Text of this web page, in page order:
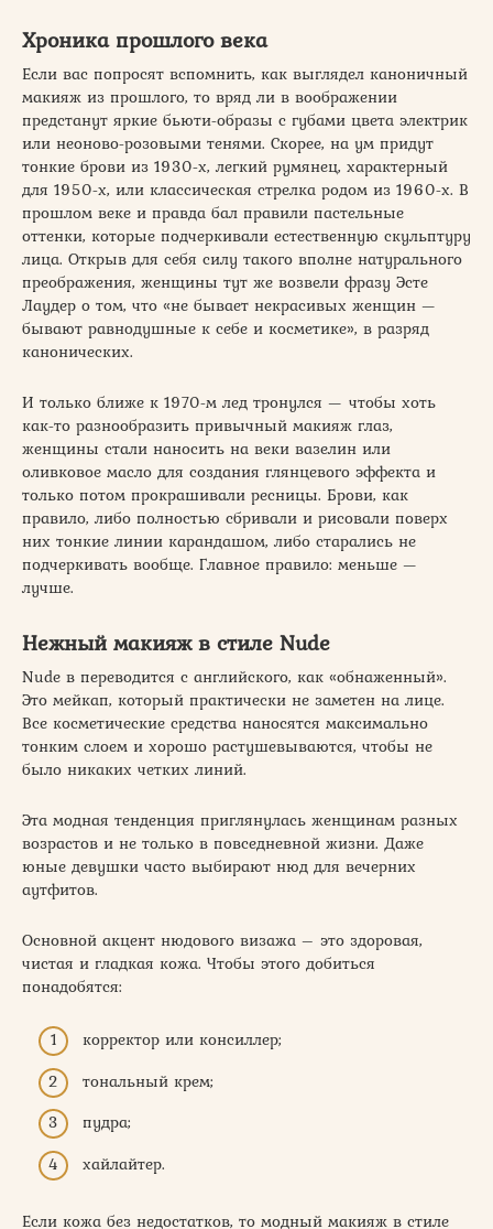
Хроника прошлого века
Если вас попросят вспомнить, как выглядел каноничный
макияж из прошлого, то вряд ли в воображении
предстанут яркие бьюти-образы с губами цвета электрик
или неоново-розовыми тенями. Скорее, на ум придут
тонкие брови из 1930-х, легкий румянец, характерный
для 1950-х, или классическая стрелка родом из 1960-х. В
прошлом веке и правда бал правили пастельные
оттенки, которые подчеркивали естественную скульптуру
лица. Открыв для себя силу такого вполне натурального
преображения, женщины тут же возвели фразу Эсте
Лаудер о том, что «не бывает некрасивых женщин —
бывают равнодушные к себе и косметике», в разряд
канонических.
И только ближе к 1970-м лед тронулся — чтобы хоть
как-то разнообразить привычный макияж глаз,
женщины стали наносить на веки вазелин или
оливковое масло для создания глянцевого эффекта и
только потом прокрашивали ресницы. Брови, как
правило, либо полностью сбривали и рисовали поверх
них тонкие линии карандашом, либо старались не
подчеркивать вообще. Главное правило: меньше —
лучше.
Нежный макияж в стиле Nude
Nude в переводится с английского, как «обнаженный».
Это мейкап, который практически не заметен на лице.
Все косметические средства наносятся максимально
тонким слоем и хорошо растушевываются, чтобы не
было никаких четких линий.
Эта модная тенденция приглянулась женщинам разных
возрастов и не только в повседневной жизни. Даже
юные девушки часто выбирают нюд для вечерних
аутфитов.
Основной акцент нюдового визажа – это здоровая,
чистая и гладкая кожа. Чтобы этого добиться
понадобятся:
корректор или консиллер;
тональный крем;
пудра;
хайлайтер.
Если кожа без недостатков, то модный макияж в стиле